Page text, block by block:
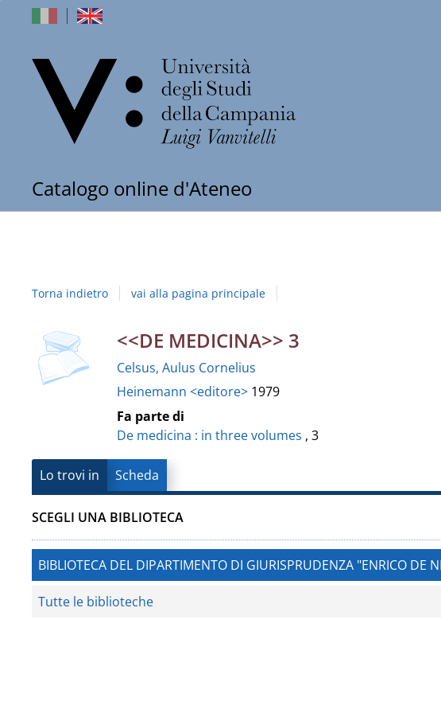
Catalogo online d'Ateneo
degli
Campania
"Luigi
Vanvitelli"
Torna indietro vai alla pagina principale
Dettaglio
del
documento
<<DE MEDICINA>> 3
Celsus, Aulus Cornelius
Heinemann <editore> 1979
Fa parte di
De medicina : in three volumes , 3
Lo trovi in Scheda
SCEGLI UNA BIBLIOTECA
BIBLIOTECA DEL DIPARTIMENTO DI GIURISPRUDENZA "ENRICO DE
Tutte le biblioteche